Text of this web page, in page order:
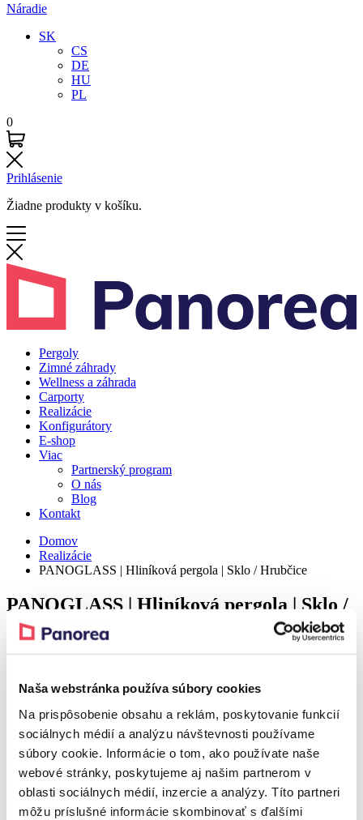
Naša webstránka používa súbory cookies
Na prispôsobenie obsahu a reklám, poskytovanie funkcií
sociálnych médií a analýzu návštevnosti používame
súbory cookie. Informácie o tom, ako používate naše
webové stránky, poskytujeme aj našim partnerom v
oblasti sociálnych médií, inzercie a analýzy. Títo partneri
môžu príslušné informácie skombinovať s ďalšími
Náradie
SK
CS
DE
HU
PL
0
Prihlásenie
Žiadne produkty v košíku.
Pergoly
Zimné záhrady
Wellness a záhrada
Carporty
Realizácie
Konfigurátory
E-shop
Viac
Partnerský program
O nás
Blog
Kontakt
Domov
Realizácie
PANOGLASS | Hliníková pergola | Sklo / Hrubčice
PANOGLASS | Hliníková pergola | Sklo /
Hrubčice
Realization – Hrubčice
Produkt z realizácie
Zľava 37 %
PANOGLASS